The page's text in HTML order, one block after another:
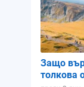
Защо
толкова